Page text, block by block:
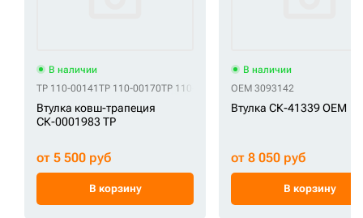
В наличии
TP 110-00141 TP 110-00170TP 110-00206 TP 110-00248TP 131004-
Втулка ковш-трапеция
СК-0001983 TP
от 5 500 руб
В корзину
В наличии
OEM 3093142
Втулка СК-41339 OEM
от 8 050 руб
В корзину